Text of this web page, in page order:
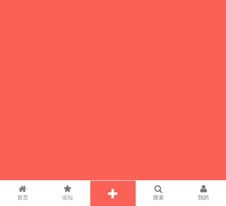
首页 论坛 搜索 我的